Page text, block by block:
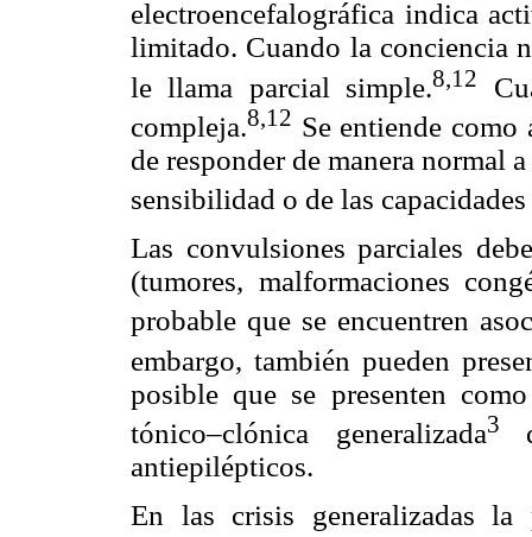
electroencefalográfica indica
limitado. Cuando la conciencia
le llama parcial simple.8,12
compleja.8,12 Se entiende
de responder de manera normal
sensibilidad o de las
Las convulsiones parciales
(tumores, malformaciones
probable que se encuentren
embargo, también pueden
posible que se presenten
tónico–clónica generalizada3
antiepilépticos.
En las crisis generalizadas